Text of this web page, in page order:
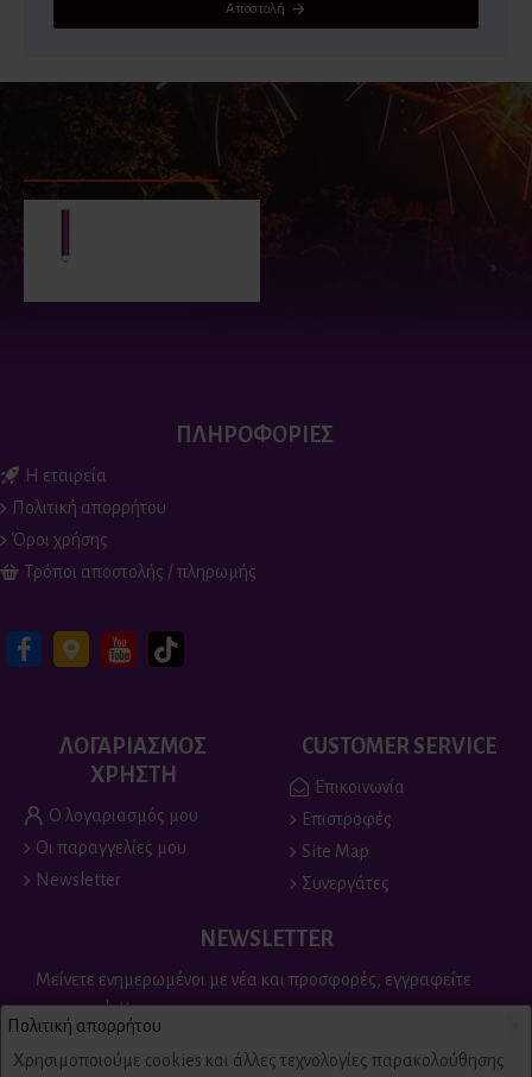
Αποστολή
ΕΙΔΑΤΕ ΠΡΟΣΦΑΤΑ ΕΙΔΑΝ ΟΙ ΠΕΡΙΣΣΟΤΕΡΟΙ
ΠΛΗΡΟΦΟΡΙΕΣ
Η εταιρεία
Πολιτική απορρήτου
Όροι χρήσης
Τρόποι αποστολής / πληρωμής
ΛΟΓΑΡΙΑΣΜΟΣ
ΧΡΗΣΤΗ
Ο λογαριασμός μου
Οι παραγγελίες μου
Newsletter
CUSTOMER SERVICE
Επικοινωνία
Επιστροφές
Site Map
Συνεργάτες
NEWSLETTER
Μείνετε ενημερωμένοι με νέα και προσφορές, εγγραφείτε
στο newsletter
Send
Πολιτική απορρήτου
Χρησιμοποιούμε cookies και άλλες τεχνολογίες παρακολούθησης